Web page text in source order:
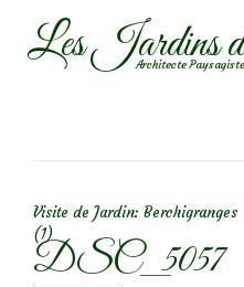
AllerLes Jardins
Architecte
Visite de Jardin: Berchigranges
(1)
DSC_5057